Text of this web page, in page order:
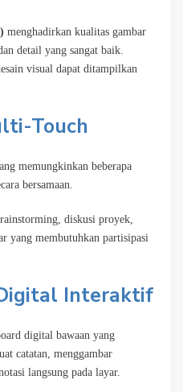
menghadirkan kualitas gambar
detail yang sangat baik.
visual dapat ditampilkan
Touch
memungkinkan beberapa
bersamaan.
diskusi proyek,
yang membutuhkan partisipasi
Interaktif
digital bawaan yang
catatan, menggambar
langsung pada layar.